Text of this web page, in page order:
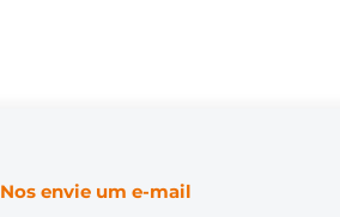
Nos envie um e-mail